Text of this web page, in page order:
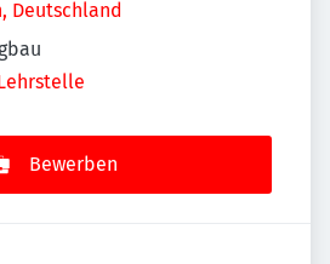
Deutschland
Bewerben